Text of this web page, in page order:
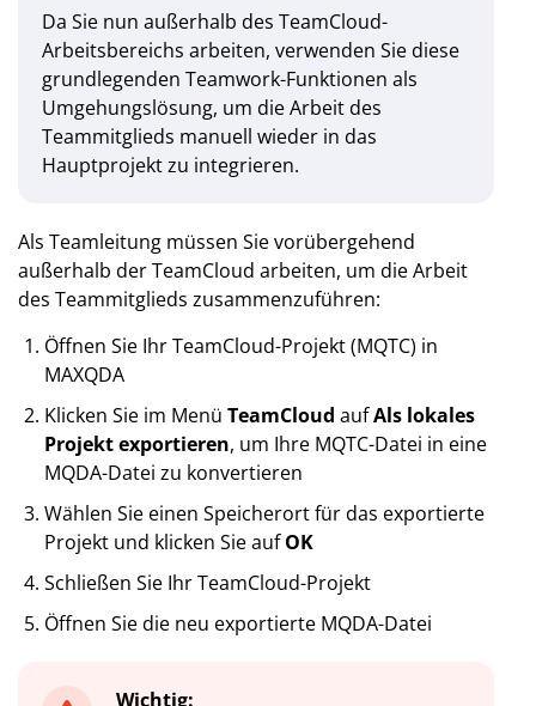
Da Sie nun außerhalb des TeamCloud-
Arbeitsbereichs arbeiten, verwenden Sie diese
grundlegenden Teamwork-Funktionen als
Umgehungslösung, um die Arbeit des
Teammitglieds manuell wieder in das
Hauptprojekt zu integrieren.
Als Teamleitung müssen Sie vorübergehend
außerhalb der TeamCloud arbeiten, um die Arbeit
des Teammitglieds zusammenzuführen:
Öffnen Sie Ihr TeamCloud-Projekt (MQTC) in
MAXQDA
Klicken Sie im MenüTeamCloud aufAls lokales
Projekt exportieren, um Ihre MQTC-Datei in eine
MQDA-Datei zu konvertieren
Wählen Sie einen Speicherort für das exportierte
Projekt und klicken Sie aufOK
Schließen Sie Ihr TeamCloud-Projekt
Öffnen Sie die neu exportierte MQDA-Datei
Wichtig: